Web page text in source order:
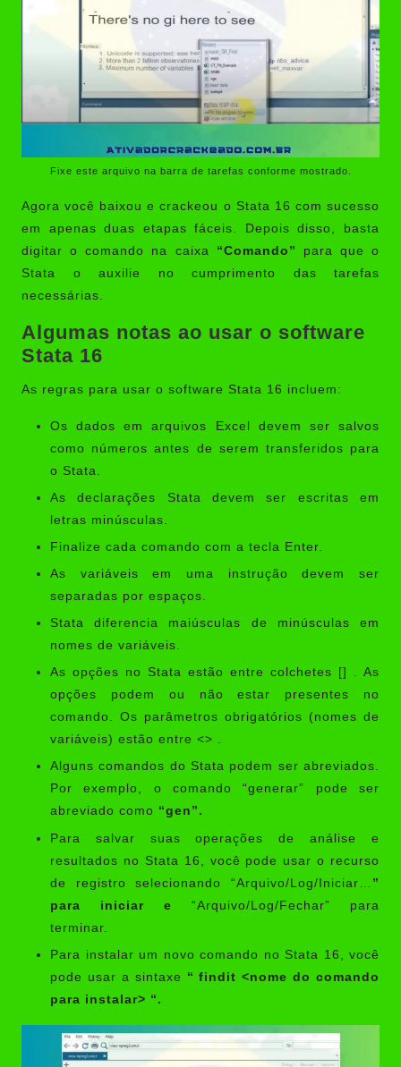
Fixe este arquivo na barra de tarefas conforme mostrado.
Agora você baixou e crackeou o Stata 16 com sucesso
em apenas duas etapas fáceis. Depois disso, basta
digitar o comando na caixa “Comando”
para que o
Stata o auxilie no cumprimento das tarefas
necessárias.
Algumas notas ao usar o software
Stata 16
As regras para usar o software Stata 16 incluem:
Os dados em arquivos Excel devem ser salvos
como números antes de serem transferidos para
o Stata.
As declarações Stata devem ser escritas em
letras minúsculas.
Finalize cada comando com a tecla Enter.
As variáveis ​​em uma instrução devem ser
separadas por espaços.
Stata diferencia maiúsculas de minúsculas em
nomes de variáveis.
As opções no Stata estão entre colchetes [] . As
opções podem ou não estar presentes no
comando. Os parâmetros obrigatórios (nomes de
variáveis) estão entre <> .
Alguns comandos do Stata podem ser abreviados.
Por exemplo, o comando “generar” pode ser
abreviado como “gen”.
Para salvar suas operações de análise e
resultados no Stata 16, você pode usar o recurso
de registro selecionando “Arquivo/Log/Iniciar… ”
para iniciar e “Arquivo/Log/Fechar” para
terminar.
Para instalar um novo comando no Stata 16, você
pode usar a sintaxe “ findit <nome do comando
para instalar> “.